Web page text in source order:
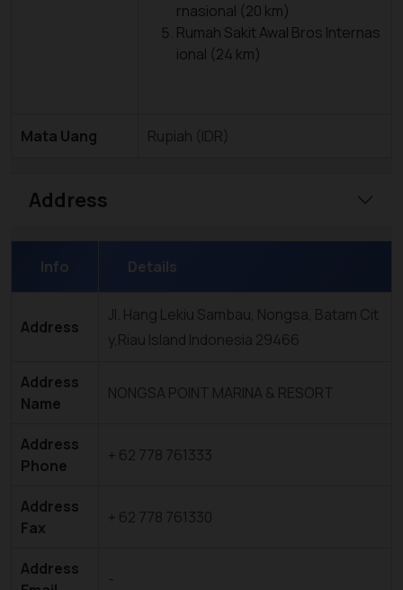
rnasional (20 km)
Rumah Sakit Awal Bros Internas
ional (24 km)
Mata Uang Rupiah (IDR)
Address
Info Details
Address
Jl. Hang Lekiu Sambau, Nongsa, Batam Cit
y,Riau Island Indonesia 29466
Address
Name
NONGSA POINT MARINA & RESORT
Address
Phone
+ 62 778 761333
Address
Fax
+ 62 778 761330
Address
-